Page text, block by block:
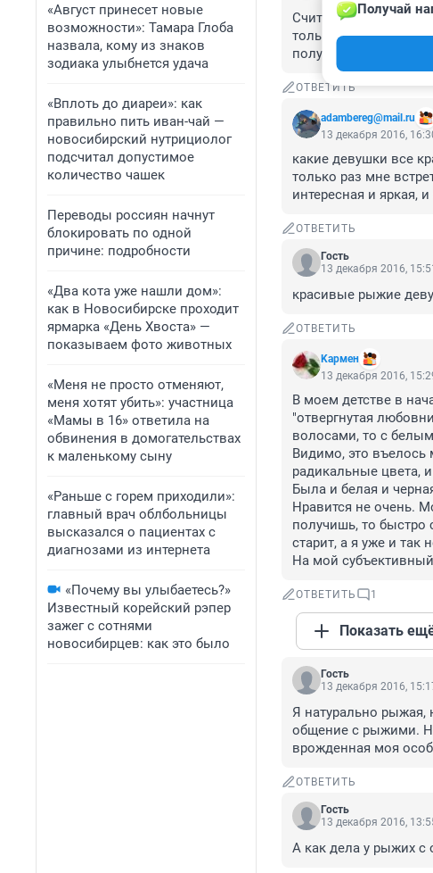
«Август принесет новые
возможности»: Тамара Глоба
назвала, кому из знаков
зодиака улыбнется удача
«Вплоть до диареи»: как
правильно пить иван-чай —
новосибирский нутрициолог
подсчитал допустимое
количество чашек
Переводы россиян начнут
блокировать по одной
причине: подробности
«Два кота уже нашли дом»:
как в Новосибирске проходит
ярмарка «День Хвоста» —
показываем фото животных
«Меня не просто отменяют,
меня хотят убить»: участница
«Мамы в 16» ответила на
обвинения в домогательствах
к маленькому сыну
«Раньше с горем приходили»:
главный врач облбольницы
высказался о пациентах с
диагнозами из интернета
«Почему вы улыбаетесь?»
Известный корейский рэпер
зажег с сотнями
новосибирцев: как это было
Считаю, что
только если кожа
получается. Впрочем,
ОТВЕТИТЬ
adambereg@mail.ru
Получай
13 декабря 2016,
какие девушки все
только раз мне
интересная и яркая,
ОТВЕТИТЬ
Гость
13 декабря 2016, 15:51
красивые рыжие
ОТВЕТИТЬ
Kармен
13 декабря 2016,
В моем детстве в
"отвергнутая
волосами, то с
Видимо, это въелось
радикальные цвета,
Была и белая и
Нравится не очень.
получишь, то быстро
старит, а я уже и так
На мой
ОТВЕТИТЬ 1
Показать
Гость
13 декабря 2016,
Я натурально рыжая,
общение с рыжими.
врожденная моя
ОТВЕТИТЬ
Гость
13 декабря 2016,
А как дела у рыжих с